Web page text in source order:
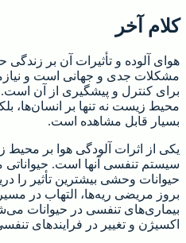
کلام آخر
هوای آلوده و تأثیرات آن بر
مشکلات جدی و جهانی است و
برای کنترل و پیشگیری از آن است.
محیط زیست نه تنها بر انسان‌ها،
بسیار قابل مشاهده است.
یکی از اثرات آلودگی هوا بر محیط
سیستم تنفسی آنها است. حیواناتی
حیوانات وحشی بیشترین تأثیر را
بروز مریضی ریه‌ها، التهاب در
بیماری‌های تنفسی در حیوانات
اکسیژن و تغییر در فرایندهای